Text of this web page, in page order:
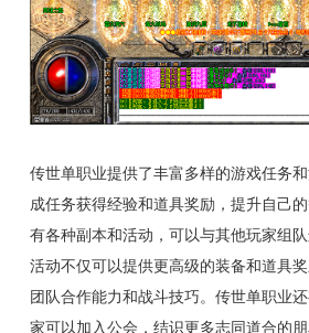
传世单职业提供了丰富多样的游戏任务
成任务获得经验和道具奖励，提升自己
有各种副本和活动，可以与其他玩家组
活动不仅可以提供更高级的装备和道具
团队合作能力和战斗技巧。传世单职业
家可以加入公会，结识更多志同道合的